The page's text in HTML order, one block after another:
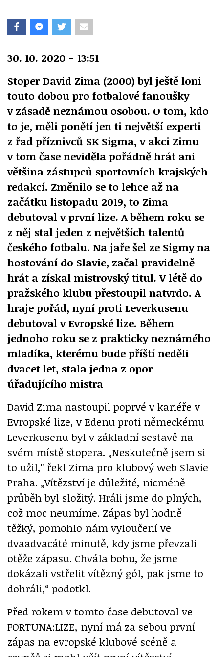
30. 10. 2020 - 13:51
Stoper David Zima (2000) byl ještě loni
touto dobou pro fotbalové fanoušky
v zásadě neznámou osobou. O tom, kdo
to je, měli ponětí jen ti největší experti
z řad příznivců SK Sigma, v akci Zimu
v tom čase neviděla pořádně hrát ani
většina zástupců sportovních krajských
redakcí. Změnilo se to lehce až na
začátku listopadu 2019, to Zima
debutoval v první lize. A během roku se
z něj stal jeden z největších talentů
českého fotbalu. Na jaře šel ze Sigmy na
hostování do Slavie, začal pravidelně
hrát a získal mistrovský titul. V létě do
pražského klubu přestoupil natvrdo. A
hraje pořád, nyní proti Leverkusenu
debutoval v Evropské lize. Během
jednoho roku se z prakticky neznámého
mladíka, kterému bude příští neděli
dvacet let, stala jedna z opor
úřadujícího mistra
David Zima nastoupil poprvé v kariéře v
Evropské lize, v Edenu proti německému
Leverkusenu byl v základní sestavě na
svém místě stopera. „Neskutečně jsem si
to užil," řekl Zima pro klubový web Slavie
Praha. „Vítězství je důležité, nicméně
průběh byl složitý. Hráli jsme do plných,
což moc neumíme. Zápas byl hodně
těžký, pomohlo nám vyloučení ve
dvaadvacáté minutě, kdy jsme převzali
otěže zápasu. Chvála bohu, že jsme
dokázali vstřelit vítězný gól, pak jsme to
dohráli,“ podotkl.
Před rokem v tomto čase debutoval ve
FORTUNA:LIZE, nyní má za sebou první
zápas na evropské klubové scéně a